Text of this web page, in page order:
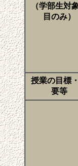
（学部生対
目のみ）
授業の目標
要等